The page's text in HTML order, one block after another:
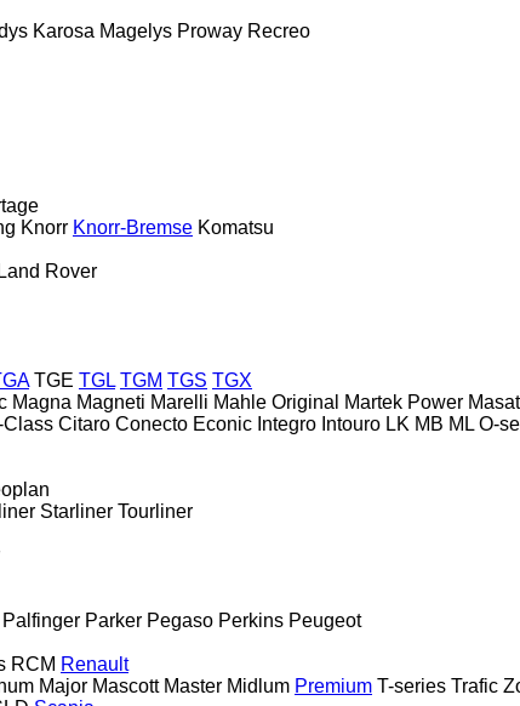
Karosa Magelys Proway Recreo
Knorr Knorr-Bremse Komatsu
Land Rover
TGE TGL TGM TGS TGX
Magna Magneti Marelli Mahle Original Martek Power
Class Citaro Conecto Econic Integro Intouro LK MB ML O-
Starliner Tourliner
Palfinger Parker Pegaso Perkins Peugeot
RCM Renault
Major Mascott Master Midlum Premium T-series Trafic